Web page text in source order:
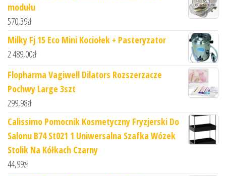
modułu
570,39zł
Milky Fj 15 Eco Mini Kociołek + Pasteryzator
2 489,00zł
Flopharma Vagiwell Dilators Rozszerzacze
Pochwy Large 3szt
299,98zł
Calissimo Pomocnik Kosmetyczny Fryzjerski Do
Salonu B74 St021 1 Uniwersalna Szafka Wózek
Stolik Na Kółkach Czarny
44,99zł